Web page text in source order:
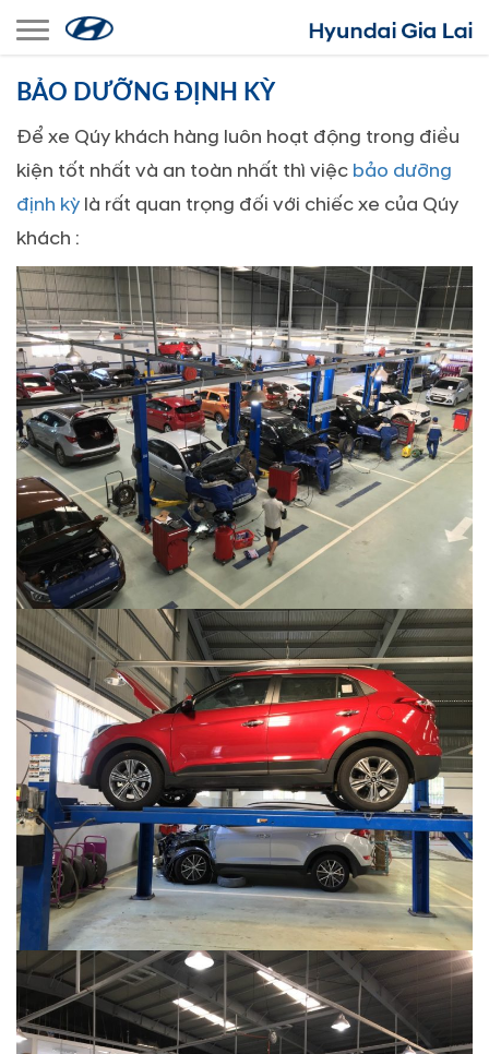
Toggle navigation
BẢO DƯỠNG ĐỊNH KỲ
Để xe Qúy khách hàng luôn hoạt động trong điều
kiện tốt nhất và an toàn nhất thì việc bảo dưỡng
định kỳ là rất quan trọng đối với chiếc xe của Qúy
khách :